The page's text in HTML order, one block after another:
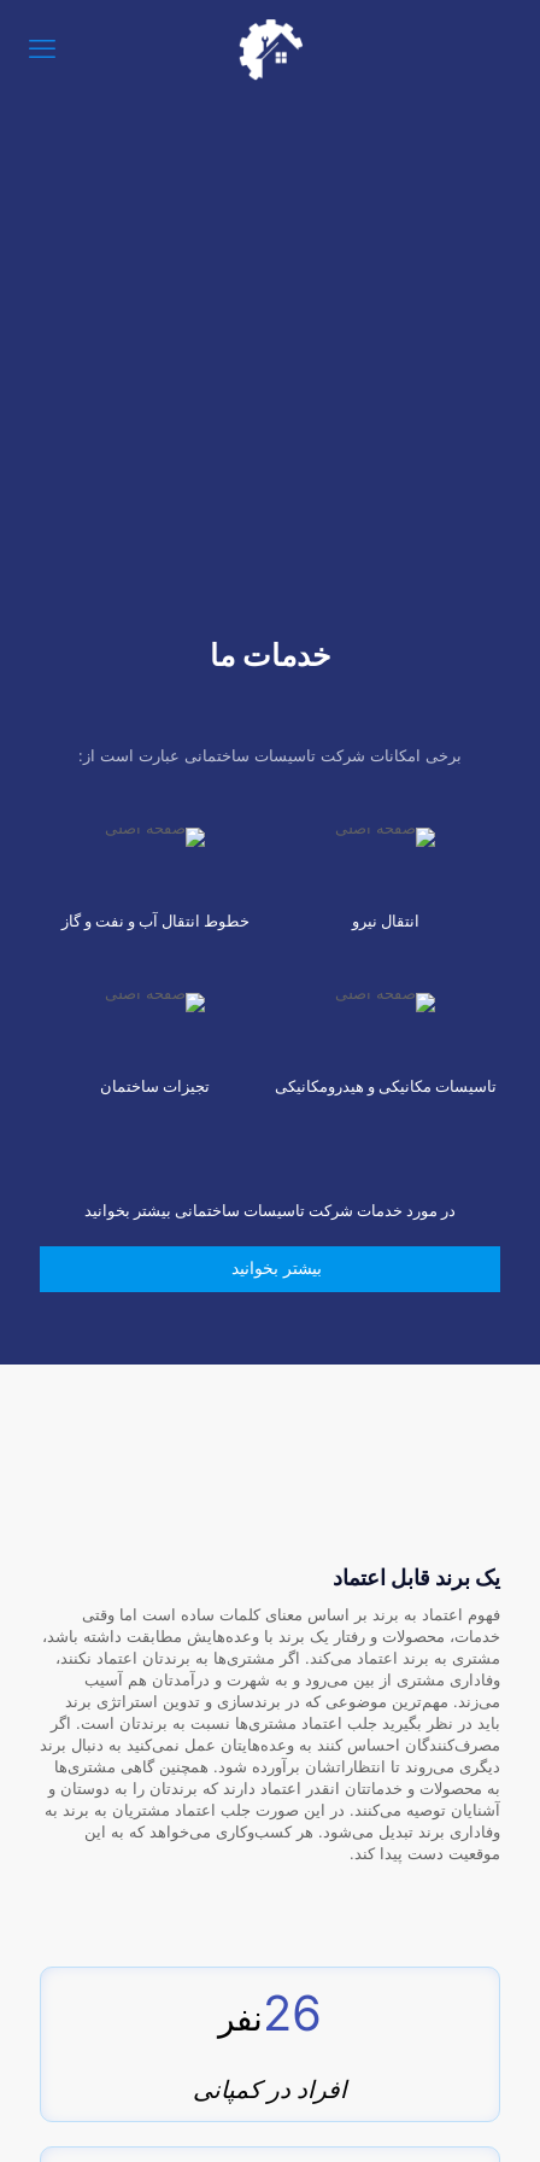
خدمات ما
برخی امکانات شرکت تاسیسات ساختمانی عبارت است از:
انتقال نیرو خطوط انتقال آب و نفت و گاز
تاسیسات مکانیکی و هیدرومکانیکی تجیزات ساختمان
در مورد خدمات شرکت تاسیسات ساختمانی بیشتر بخوانید
بیشتر بخوانید
یک برند قابل اعتماد
فهوم اعتماد به برند بر اساس معنای کلمات ساده است اما وقتی
خدمات، محصولات و رفتار یک برند با وعده‌هایش مطابقت داشته باشد،
مشتری به برند اعتماد می‌کند. اگر مشتری‌ها به برندتان اعتماد نکنند،
وفاداری مشتری از بین می‌رود و به شهرت و درآمدتان هم آسیب
می‌زند. مهم‌ترین موضوعی که در برندسازی و تدوین استراتژی برند
باید در نظر بگیرید جلب اعتماد مشتری‌ها نسبت به برندتان است. اگر
مصرف‌کنندگان احساس کنند به وعده‌هایتان عمل نمی‌کنید به دنبال برند
دیگری می‌روند تا انتظاراتشان برآورده شود. همچنین گاهی مشتری‌ها
به محصولات و خدماتتان انقدر اعتماد دارند که برندتان را به دوستان و
آشنایان توصیه می‌کنند. در این صورت جلب اعتماد مشتریان به برند به
وفاداری برند تبدیل می‌شود. هر کسب‌وکاری می‌خواهد که به این
موقعیت دست پیدا کند.
26نفر
افراد در کمپانی